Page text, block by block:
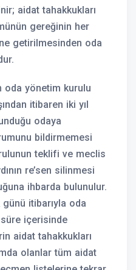
aidat tahakkukları
gereğinin her
getirilmesinden oda
oda yönetim kurulu
itibaren iki yıl
odaya
bildirmemesi
teklifi ve meclis
re’sen silinmesi
ihbarda bulunulur.
günü itibarıyla oda
süre içerisinde
aidat tahakkukları
olanlar tüm aidat